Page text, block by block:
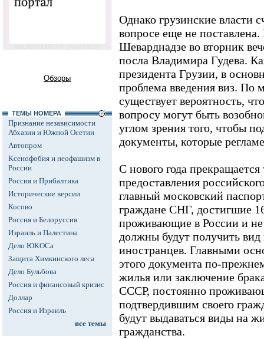
Обзоры
ТЕМЫ НОМЕРА
Признание независимости
Абхазии и Южной Осетии
Автопром
Ксенофобия и неофашизм в
России
Россия и Прибалтика
Исторические версии
Косово
Россия и Белоруссия
Израиль и Палестина
Дело ЮКОСа
Защита Химкинского леса
Дело Бульбова
Россия и финансовый кризис
Доллар
Россия и Израиль
все темы
Однако грузинские власти
вопросе еще не
Шеварднадзе во вторник
посла Владимира Гудева.
президента Грузии, в
проблема введения виз. По
существует вероятность,
вопросу могут быть
углом зрения того, чтобы
документы, которые
С нового года
предоставления
главный московский
граждане СНГ, достигшие
проживающие в России и
должны будут получить вид
иностранцев. Главными
этого документа по-
жилья или заключение
СССР, постоянно
подтвердившим своего
будут выдаваться виды на
гражданства.